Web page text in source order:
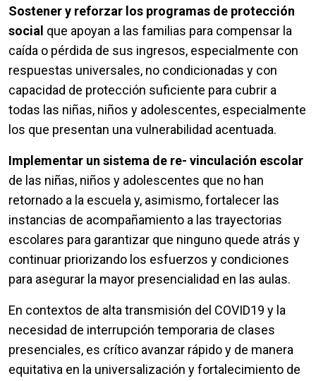
Sostener y reforzar los programas de protección
social que apoyan a las familias para compensar la
caída o pérdida de sus ingresos, especialmente con
respuestas universales, no condicionadas y con
capacidad de protección suficiente para cubrir a
todas las niñas, niños y adolescentes, especialmente
los que presentan una vulnerabilidad acentuada.
Implementar un sistema de re- vinculación escolar
de las niñas, niños y adolescentes que no han
retornado a la escuela y, asimismo, fortalecer las
instancias de acompañamiento a las trayectorias
escolares para garantizar que ninguno quede atrás y
continuar priorizando los esfuerzos y condiciones
para asegurar la mayor presencialidad en las aulas.
En contextos de alta transmisión del COVID19 y la
necesidad de interrupción temporaria de clases
presenciales, es crítico avanzar rápido y de manera
equitativa en la universalización y fortalecimiento de